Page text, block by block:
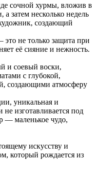
сочной хурмы, вложив в
затем несколько недель
создающий
не только защита при
её сияние и нежность.
и соевый воски,
с глубокой,
создающими атмосферу
уникальная и
не изготавливается под
— маленькое чудо,
искусству и
который рождается из